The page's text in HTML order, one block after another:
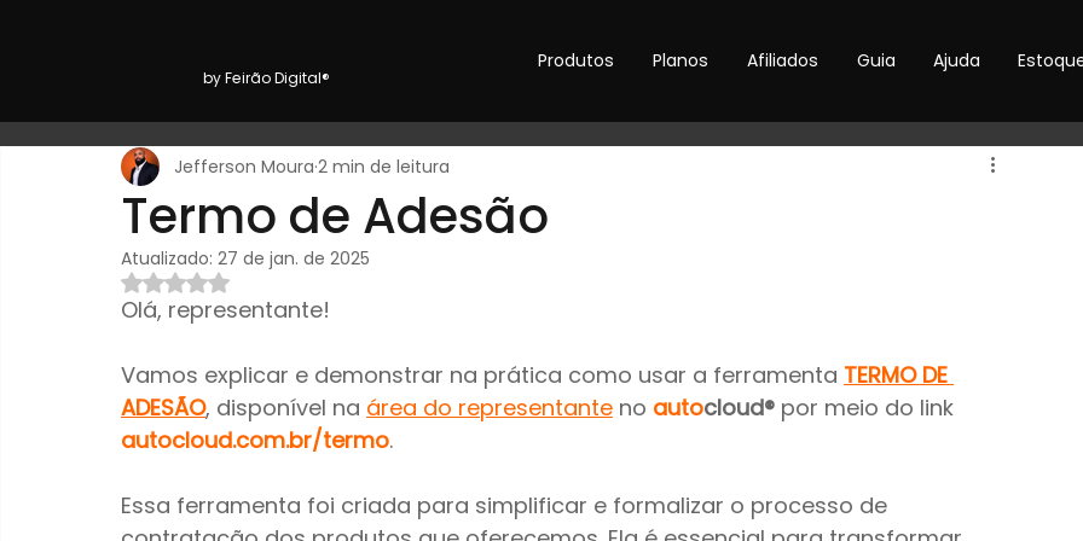
by Feirão Digital®
Produtos Planos Afiliados Guia Ajuda
Termo de Adesão
Jefferson Moura 2 min de leitura
Atualizado: 27 de jan. de 2025
Avaliado com NaN de 5 estrelas.
Olá, representante!
Vamos explicar e demonstrar na prática como usar a ferramenta TERMO DE
ADESÃO, disponível na área do representante no autocloud® por meio do link
autocloud.com.br/termo.
Essa ferramenta foi criada para simplificar e formalizar o processo de